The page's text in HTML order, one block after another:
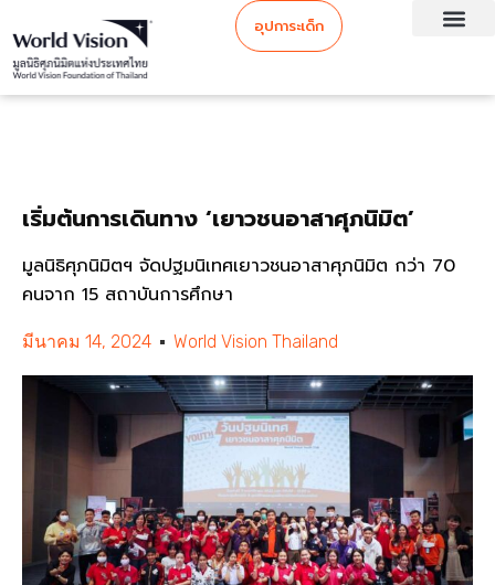
อุปการะเด็ก
เริ่มต้นการเดินทาง ‘เยาวชนอาสาศุภนิมิต’
มูลนิธิศุภนิมิตฯ จัดปฐมนิเทศเยาวชนอาสาศุภนิมิต กว่า 70
คนจาก 15 สถาบันการศึกษา
มีนาคม 14, 2024 World Vision Thailand